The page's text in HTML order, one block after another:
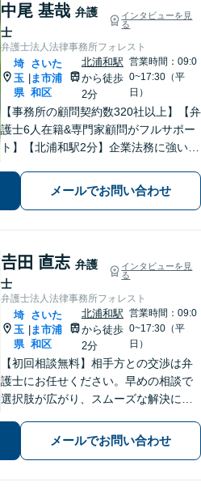
中尾 基哉 弁護
士
インタビューを見
る
弁護士法人法律事務所フォレスト
埼
玉
県
さいた
ま市浦
和区
北浦和駅
から徒歩
2分
営業時間：09:0
0~17:30（平
日）
【事務所の顧問契約数320社以上】【弁
護士6人在籍&専門家顧問がフルサポー
ト】【北浦和駅2分】企業法務に強い弁
動産などに対応します。中小企業さ
ま、個人事業主さまからのご相談に注
メールでお問い合わせ
𠮷田 直志 弁護
士
インタビューを見
る
弁護士法人法律事務所フォレスト
埼
玉
県
さいた
ま市浦
和区
北浦和駅
から徒歩
2分
営業時間：09:0
0~17:30（平
日）
【初回相談無料】相手方との交渉は弁
護士にお任せください。早めの相談で
選択肢が広がり、スムーズな解決につ
豊富】【示談成功・不起訴獲得の実績
豊富】あなたの権利を守り、最善の結
メールでお問い合わせ